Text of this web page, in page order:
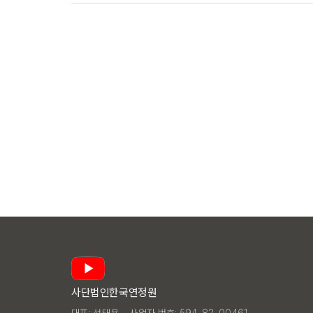
사단법인한국연정원